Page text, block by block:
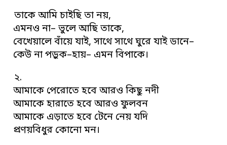
তাকে আমি চাইছি তা নয়,
এমনও না– ভুলে আছি তাকে,
বেখেয়ালে বাঁয়ে যাই, সাথে সাথে ঘুরে যাই ডানে–
কেউ না পড়ুক–হায়– এমন বিপাকে।
২.
আমাকে পেরোতে হবে আরও কিছু নদী
আমাকে হারাতে হবে আরও ফুলবন
আমাকে এড়াতে হবে টেনে নেয় যদি
প্রণয়বিধুর কোনো মন।